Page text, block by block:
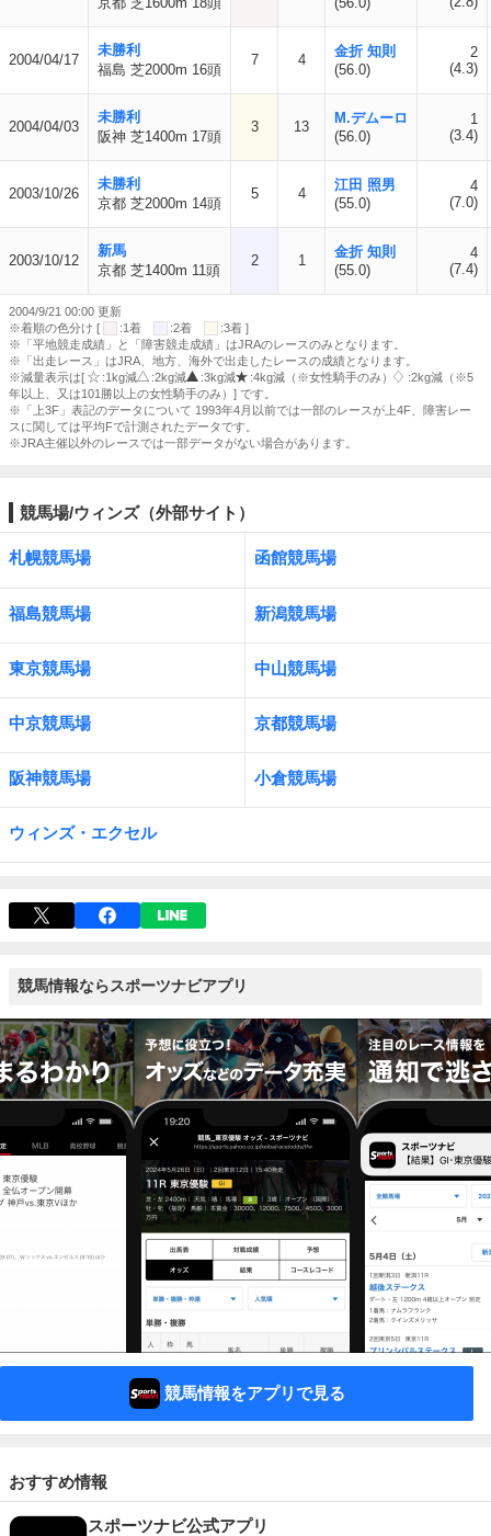
2004/04/17
未勝利
福島 芝2000m 16頭
7 4
金折 知則
(56.0)
2
(4.3)
2004/04/03
未勝利
阪神 芝1400m 17頭
3 13
M.デムーロ
(56.0)
1
(3.4)
2003/10/26
未勝利
京都 芝2000m 14頭
5 4
江田 照男
(55.0)
4
(7.0)
2003/10/12
新馬
京都 芝1400m 11頭
2 1
金折 知則
(55.0)
4
(7.4)
2004/9/21 00:00 更新
※着順の色分け [
:1着 :2着
:3着 ]
※「平地競走成績」と「障害競走成績」はJRAのレースのみとなります。
※「出走レース」はJRA、地方、海外で出走したレースの成績となります。
※減量表示は[
:1kg減 :2kg減 :3kg減 :4kg減（※女性騎手のみ）
:2kg減（※5
年以上、又は101勝以上の女性騎手のみ）] です。
※「上3F」表記のデータについて 1993年4月以前では一部のレースが上4F、障害レー
スに関しては平均Fで計測されたデータです。
※JRA主催以外のレースでは一部データがない場合があります。
競馬場/ウィンズ（外部サイト）
札幌競馬場 函館競馬場
福島競馬場 新潟競馬場
東京競馬場 中山競馬場
中京競馬場 京都競馬場
阪神競馬場 小倉競馬場
ウィンズ・エクセル
競馬情報ならスポーツナビアプリ
競馬情報をアプリで見る
おすすめ情報
スポーツナビ公式アプリ